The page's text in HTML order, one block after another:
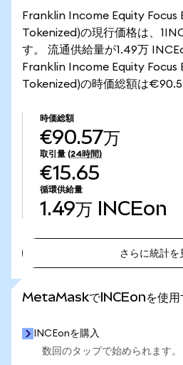
Franklin Income Equity Focus
Tokenized)の現行価格は、
す。 流通供給量が1.49万
Franklin Income Equity Focus
Tokenized)の時価総額は
時価総額
€90.57万
取引量 (24時間)
€15.65
循環供給量
1.49万 INCEon
さらに統計を
MetaMaskでINCEonを使用
INCEonを購入
数回のタップで始められます。